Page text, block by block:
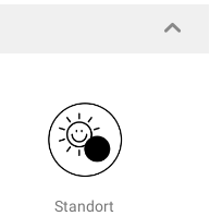
Standort